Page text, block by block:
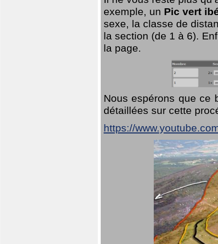
exemple, un Pic vert
sexe, la classe de
la section (de 1 à 6).
la page.
Nous espérons que ce
détaillées sur cette
https://